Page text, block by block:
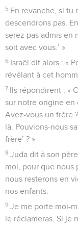
5 En revanche, si tu
descendrons pas.
serez pas admis en
soit avec vous.’ »
6 Israël dit alors : «
révélant à cet
7 Ils répondirent : «
sur notre origine en
Avez-vous un frère
là. Pouvions-nous
frère’ ? »
8 Juda dit à son
moi, pour que nous
nous resterons en
nos enfants.
9 Je me porte moi-
le réclameras. Si je